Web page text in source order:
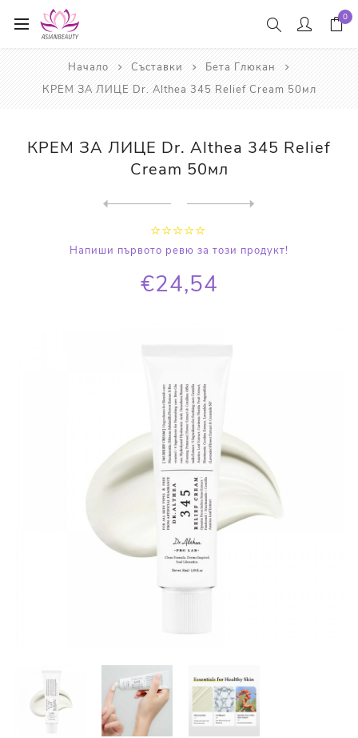
0
Начало Съставки
Бета Глюкан
КРЕМ ЗА ЛИЦЕ Dr. Althea 345 Relief Cream 50мл
КРЕМ ЗА ЛИЦЕ Dr. Althea 345 Relief
Cream 50мл
Напиши първото ревю за този продукт!
€24,54